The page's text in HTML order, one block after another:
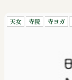
天女 寺院 寺ヨガ